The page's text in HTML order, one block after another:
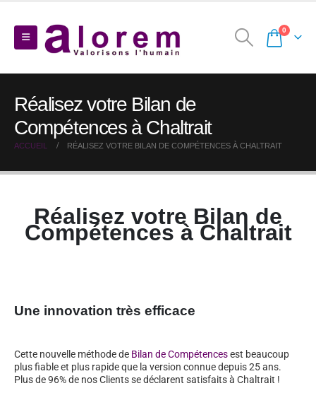
0
Réalisez votre Bilan de
Compétences à Chaltrait
ACCUEIL RÉALISEZ VOTRE BILAN DE COMPÉTENCES À CHALTRAIT
Réalisez votre Bilan de
Compétences à Chaltrait
Une innovation très efficace
Cette nouvelle méthode de Bilan de Compétencesest beaucoup
plus fiable et plus rapide que la version connue depuis 25 ans.
Plus de 96% de nos Clients se déclarent satisfaits à Chaltrait !